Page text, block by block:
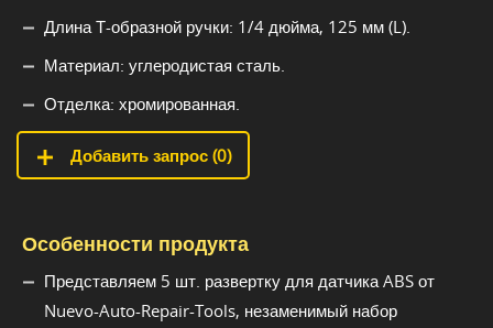
Длина Т-образной ручки: 1/4 дюйма, 125 мм (L).
Материал: углеродистая сталь.
Отделка: хромированная.
Добавить запрос (0)
Особенности продукта
Представляем 5 шт. развертку для датчика ABS от
Nuevo-Auto-Repair-Tools, незаменимый набор